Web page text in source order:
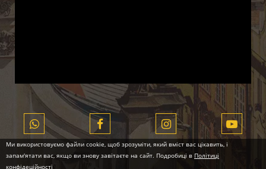
Ми використовуємо файли cookie, щоб зрозуміти, який вміст вас цікавить, і
запам'ятати вас, якщо ви знову завітаєте на сайт. Подробиці в Політиці
конфідеційності